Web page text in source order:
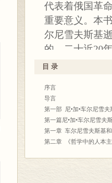
代表着俄国革
重要意义。本
尔尼雪夫斯基
的，二十近20
书最重要的价
斯基学说之间
离世界优秀文
果实的花朵，
思想成果的合
目 录
序言
导言
第一部 尼•加•车尔尼雪
第一篇尼•加•车尔尼雪夫
第一章 车尔尼雪夫斯基
第二章 《哲学中的人本